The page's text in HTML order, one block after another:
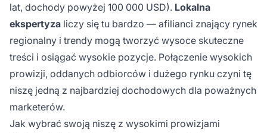
lat, dochody powyżej 100 000 USD). Lokalna
ekspertyza liczy się tu bardzo — afilianci znający rynek
regionalny i trendy mogą tworzyć wysoce skuteczne
treści i osiągać wysokie pozycje. Połączenie wysokich
prowizji, oddanych odbiorców i dużego rynku czyni tę
niszę jedną z najbardziej dochodowych dla poważnych
marketerów.
Jak wybrać swoją niszę z wysokimi prowizjami